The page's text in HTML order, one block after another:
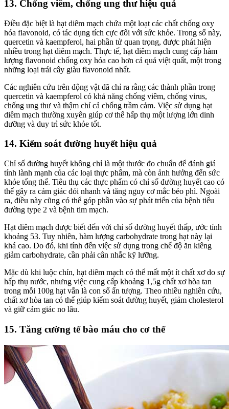
13. Chống viêm, chống ung thư hiệu quả
Điều đặc biệt là hạt diêm mạch chứa một loạt các chất chống oxy
hóa flavonoid, có tác dụng tích cực đối với sức khỏe. Trong số này,
quercetin và kaempferol, hai phần tử quan trọng, được phát hiện
nhiều trong hạt diêm mạch. Thực tế, hạt diêm mạch cung cấp hàm
lượng flavonoid chống oxy hóa cao hơn cả quả việt quất, một trong
những loại trái cây giàu flavonoid nhất.
Các nghiên cứu trên động vật đã chỉ ra rằng các thành phần trong
quercetin và kaempferol có khả năng chống viêm, chống virus,
chống ung thư và thậm chí cả chống trầm cảm. Việc sử dụng hạt
diêm mạch thường xuyên giúp cơ thể hấp thụ một lượng lớn dinh
dưỡng và duy trì sức khỏe tốt.
14. Kiểm soát đường huyết hiệu quả
Chỉ số đường huyết không chỉ là một thước đo chuẩn để đánh giá
tính lành mạnh của các loại thực phẩm, mà còn ảnh hưởng đến sức
khỏe tổng thể. Tiêu thụ các thực phẩm có chỉ số đường huyết cao có
thể gây ra cảm giác đói nhanh và tăng nguy cơ mắc béo phì. Ngoài
ra, điều này cũng có thể góp phần vào sự phát triển của bệnh tiểu
đường type 2 và bệnh tim mạch.
Hạt diêm mạch được biết đến với chỉ số đường huyết thấp, ước tính
khoảng 53. Tuy nhiên, hàm lượng carbohydrate trong hạt này lại
khá cao. Do đó, khi tính đến việc sử dụng trong chế độ ăn kiêng
giảm carbohydrate, cần phải cân nhắc kỹ lưỡng.
Mặc dù khi luộc chín, hạt diêm mạch có thể mất một ít chất xơ do sự
hấp thụ nước, nhưng việc cung cấp khoảng 1,5g chất xơ hòa tan
trong mỗi 100g hạt vẫn là con số ấn tượng. Theo nhiều nghiên cứu,
chất xơ hòa tan có thể giúp kiểm soát đường huyết, giảm cholesterol
và giữ cảm giác no lâu.
15. Tăng cường tế bào máu cho cơ thể